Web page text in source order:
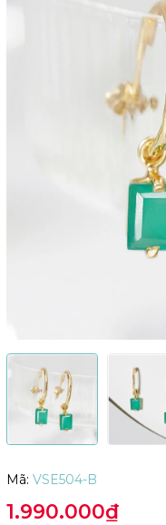
Mã: VSE504-B
1.990.000₫